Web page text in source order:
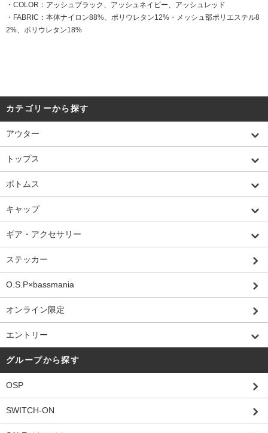
・COLOR：アッシュブラック、アッシュネイビー、アッシュレッド
・FABRIC：本体ナイロン88%、ポリウレタン12%・メッシュ部ポリエステル8
2%、ポリウレタン18%
カテゴリーから探す
アウター
トップス
ボトムス
キャップ
ギア・アクセサリー
ステッカー
O.S.P×bassmania
オンライン限定
エントリー
グループから探す
OSP
SWITCH-ON